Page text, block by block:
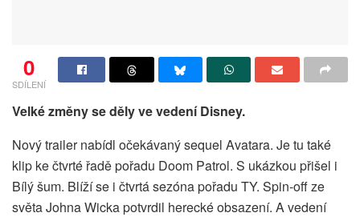
0
SDÍLENÍ
Velké změny se děly ve vedení Disney.
Nový trailer nabídl očekávaný sequel Avatara. Je tu také
klip ke čtvrté řadě pořadu Doom Patrol. S ukázkou přišel i
Bílý šum. Blíží se i čtvrtá sezóna pořadu TY. Spin-off ze
světa Johna Wicka potvrdil herecké obsazení. A vedení